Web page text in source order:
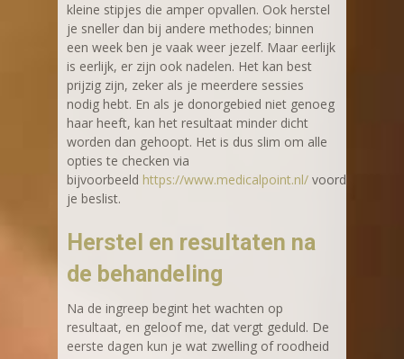
kleine stipjes die amper opvallen. Ook herstel
je sneller dan bij andere methodes; binnen
een week ben je vaak weer jezelf. Maar eerlijk
is eerlijk, er zijn ook nadelen. Het kan best
prijzig zijn, zeker als je meerdere sessies
nodig hebt. En als je donorgebied niet genoeg
haar heeft, kan het resultaat minder dicht
worden dan gehoopt. Het is dus slim om alle
opties te checken via
bijvoorbeeld https://www.medicalpoint.nl/ voordat
je beslist.
Herstel en resultaten na
de behandeling
Na de ingreep begint het wachten op
resultaat, en geloof me, dat vergt geduld. De
eerste dagen kun je wat zwelling of roodheid